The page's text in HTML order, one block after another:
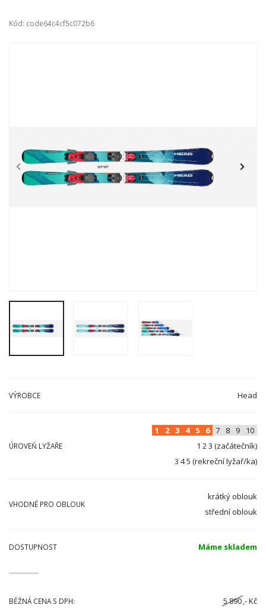
Kód: code64c4cf5c072b6
VÝROBCE Head
ÚROVEŇ LYŽAŘE
1 2 3 4 5 6 7 8 9
10
1 2 3 (začátečník)
3 4 5 (rekreční lyžař/ka)
VHODNÉ PRO OBLOUK
krátký oblouk
střední oblouk
DOSTUPNOST Máme skladem
BĚŽNÁ CENA S DPH: 5 890,- Kč